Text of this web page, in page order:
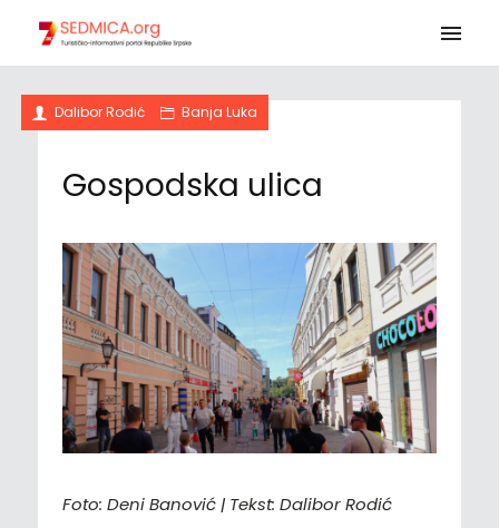
Dalibor Rodić Banja Luka
Gospodska ulica
Foto: Deni Banović | Tekst: Dalibor Rodić